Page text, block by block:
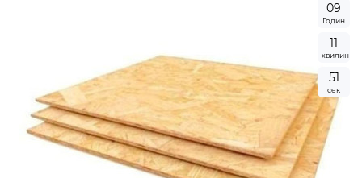
09
Годин
11
хвилин
51
сек